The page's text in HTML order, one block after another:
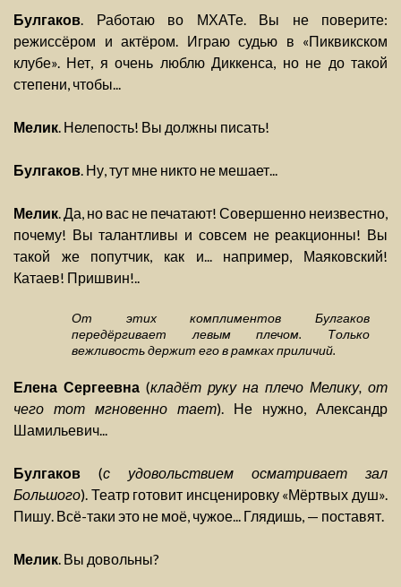
Булгаков. Работаю во МХАТе. Вы не поверите:
режиссёром и актёром. Играю судью в «Пиквикском
клубе». Нет, я очень люблю Диккенса, но не до такой
степени, чтобы...
Мелик. Нелепость! Вы должны писать!
Булгаков. Ну, тут мне никто не мешает...
Мелик. Да, но вас не печатают! Совершенно неизвестно,
почему! Вы талантливы и совсем не реакционны! Вы
такой же попутчик, как и... например, Маяковский!
Катаев! Пришвин!..
От этих комплиментов Булгаков
передёргивает левым плечом. Только
вежливость держит его в рамках приличий.
Елена Сергеевна (кладёт руку на плечо Мелику, от
чего тот мгновенно тает). Не нужно, Александр
Шамильевич...
Булгаков (с удовольствием осматривает зал
Большого). Театр готовит инсценировку «Мёртвых душ».
Пишу. Всё-таки это не моё, чужое... Глядишь, — поставят.
Мелик. Вы довольны?